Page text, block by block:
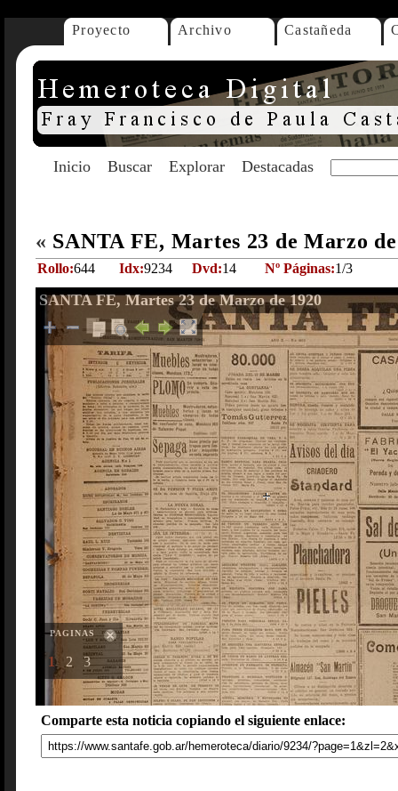
Proyecto Archivo Castañeda
Inicio Buscar Explorar Destacadas
« SANTA FE, Martes 23 de Marzo
Rollo:644 Idx:9234 Dvd:14 Nº Páginas:1/3
SANTA FE, Martes 23 de Marzo de 1920
PAGINAS
1 2 3
Comparte esta noticia copiando el siguiente enlace: